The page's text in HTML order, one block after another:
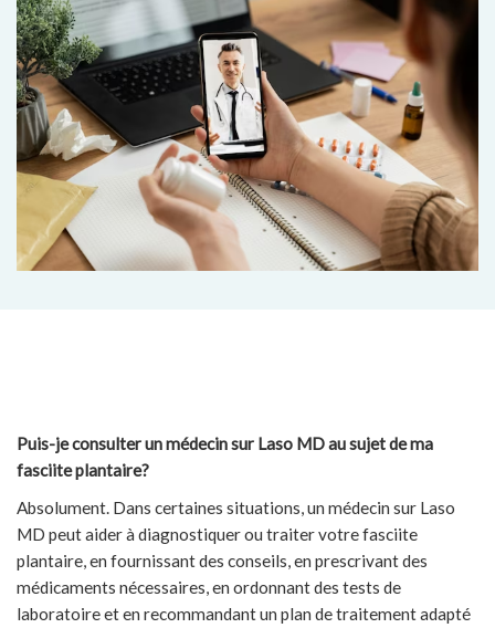
Puis-je consulter un médecin sur Laso MD au sujet de ma
fasciite plantaire?
Absolument. Dans certaines situations, un médecin sur Laso
MD peut aider à diagnostiquer ou traiter votre fasciite
plantaire, en fournissant des conseils, en prescrivant des
médicaments nécessaires, en ordonnant des tests de
laboratoire et en recommandant un plan de traitement adapté